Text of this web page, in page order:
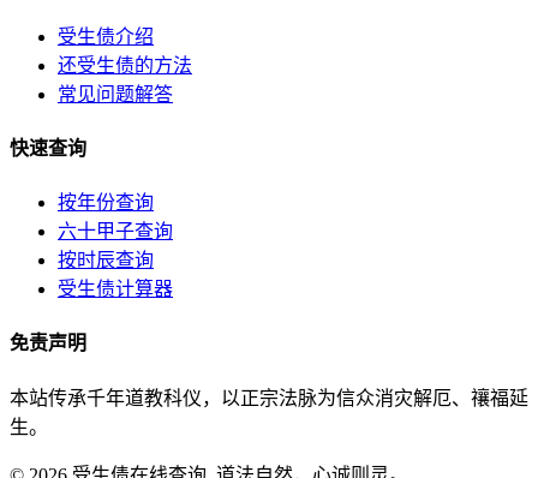
受生债介绍
还受生债的方法
常见问题解答
快速查询
按年份查询
六十甲子查询
按时辰查询
受生债计算器
免责声明
本站传承千年道教科仪，以正宗法脉为信众消灾解厄、禳福延
生。